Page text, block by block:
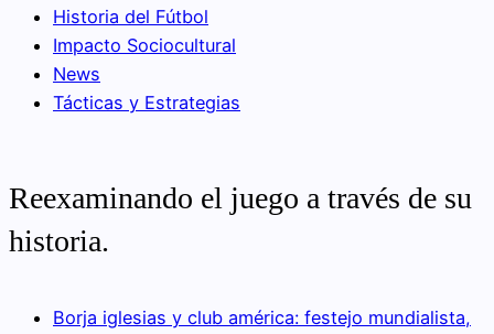
Historia del Fútbol
Impacto Sociocultural
News
Tácticas y Estrategias
Reexaminando el juego a través de su
historia.
Borja iglesias y club américa: festejo mundialista,